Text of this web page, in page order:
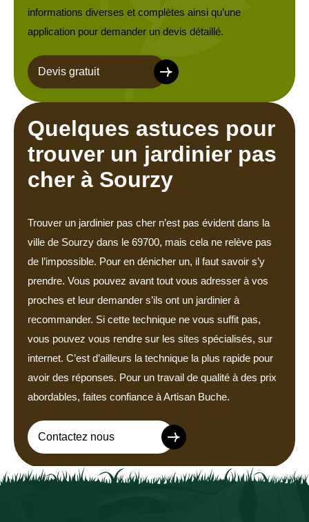
informations diverses et complètes ainsi qu’une
application pour demander un devis détaillé.
Devis gratuit
Quelques astuces pour
trouver un jardinier pas
cher à Sourzy
Trouver un jardinier pas cher n’est pas évident dans la
ville de Sourzy dans le 69700, mais cela ne relève pas
de l’impossible. Pour en dénicher un, il faut savoir s’y
prendre. Vous pouvez avant tout vous adresser à vos
proches et leur demander s’ils ont un jardinier à
recommander. Si cette technique ne vous suffit pas,
vous pouvez vous rendre sur les sites spécialisés, sur
internet. C’est d’ailleurs la technique la plus rapide pour
avoir des réponses. Pour un travail de qualité à des prix
abordables, faites confiance à Artisan Buche.
Contactez nous